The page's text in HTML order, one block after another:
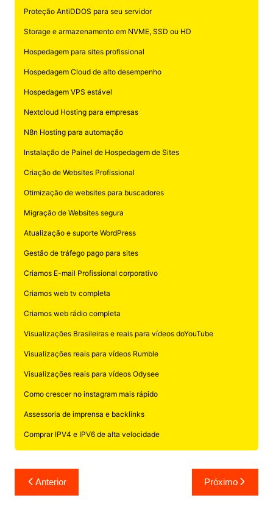
Proteção AntiDDOS para seu servidor
Storage e armazenamento em NVME, SSD ou HD
Hospedagem para sites profissional
Hospedagem Cloud de alto desempenho
Hospedagem VPS estável
Nextcloud Hosting para empresas
N8n Hosting para automação
Instalação de Painel de Hospedagem de Sites
Criação de Websites Profissional
Otimização de websites para buscadores
Migração de Websites segura
Atualização e suporte WordPress
Gestão de tráfego pago para sites
Criamos E-mail Profissional corporativo
Criamos web tv completa
Criamos web rádio completa
Visualizações Brasileiras e reais para vídeos doYouTube
Visualizações reais para vídeos Rumble
Visualizações reais para vídeos Odysee
Como crescer no instagram mais rápido
Assessoria de imprensa e backlinks
Comprar IPV4 e IPV6 de alta velocidade
Navegação
de
Anterior Próximo